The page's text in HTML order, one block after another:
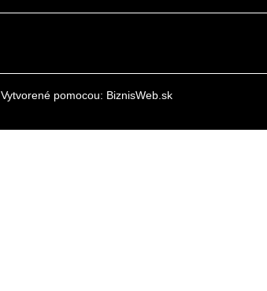
Vytvorené pomocou: BiznisWeb.sk